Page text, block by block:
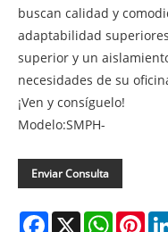
buscan calidad y
adaptabilidad
superior y un
necesidades de su
¡Ven y consíguelo!
Modelo:SMPH-
Enviar Consulta
Facebook
X WhatsApp